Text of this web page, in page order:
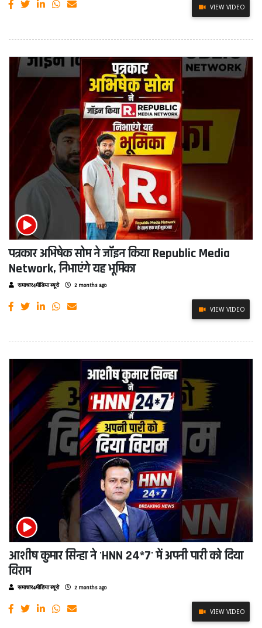
VIEW VIDEO
पत्रकार अभिषेक सोम ने जॉइन किया Republic Media
Network, निभाएंगे यह भूमिका
समाचार4मीडिया ब्यूरो 2 months ago
VIEW VIDEO
आशीष कुमार सिन्हा ने 'HNN 24*7' में अपनी पारी को दिया
विराम
समाचार4मीडिया ब्यूरो 2 months ago
VIEW VIDEO